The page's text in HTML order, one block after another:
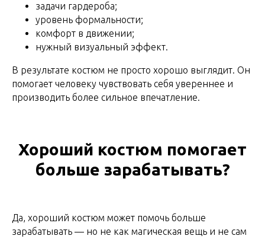
задачи гардероба;
уровень формальности;
комфорт в движении;
нужный визуальный эффект.
В результате костюм не просто хорошо выглядит. Он
помогает человеку чувствовать себя увереннее и
производить более сильное впечатление.
Хороший костюм помогает
больше зарабатывать?
Да, хороший костюм может помочь больше
зарабатывать — но не как магическая вещь и не сам